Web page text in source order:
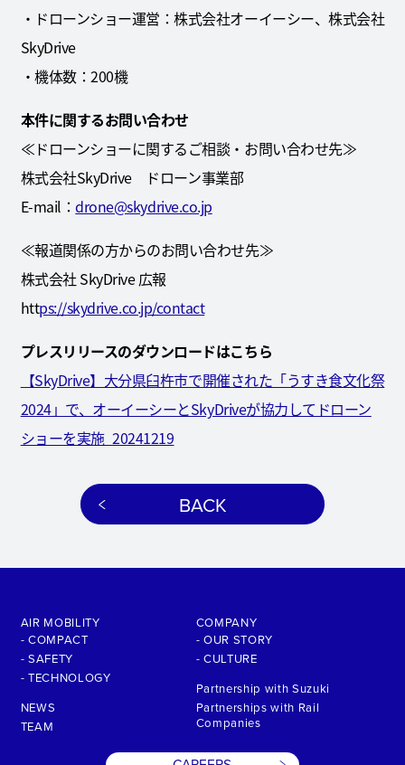
・ドローンショー運営：株式会社オーイーシー、株式会社
SkyDrive
・機体数：200機
本件に関するお問い合わせ
≪ドローンショーに関するご相談・お問い合わせ先≫
株式会社SkyDrive ドローン事業部
E-mail：drone@skydrive.co.jp
≪報道関係の方からのお問い合わせ先≫
株式会社 SkyDrive 広報
https://skydrive.co.jp/contact
プレスリリースのダウンロードはこちら
【SkyDrive】大分県臼杵市で開催された「うすき食文化祭
2024」で、オーイーシーとSkyDriveが協力してドローン
ショーを実施_20241219
BACK
AIR MOBILITY
- COMPACT
- SAFETY
- TECHNOLOGY
NEWS
TEAM
COMPANY
- OUR STORY
- CULTURE
Partnership with Suzuki
Partnerships with Rail
Companies